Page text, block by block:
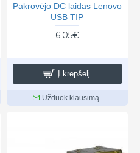
Pakrovėjo DC laidas Lenovo
USB TIP
6.05€
Į krepšelį
Užduok klausimą